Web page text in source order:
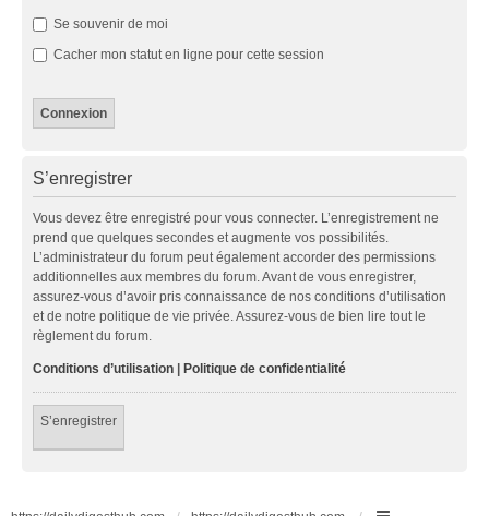
Se souvenir de moi
Cacher mon statut en ligne pour cette session
S’enregistrer
Vous devez être enregistré pour vous connecter. L’enregistrement ne
prend que quelques secondes et augmente vos possibilités.
L’administrateur du forum peut également accorder des permissions
additionnelles aux membres du forum. Avant de vous enregistrer,
assurez-vous d’avoir pris connaissance de nos conditions d’utilisation
et de notre politique de vie privée. Assurez-vous de bien lire tout le
règlement du forum.
Conditions d’utilisation Politique de confidentialité
S’enregistrer